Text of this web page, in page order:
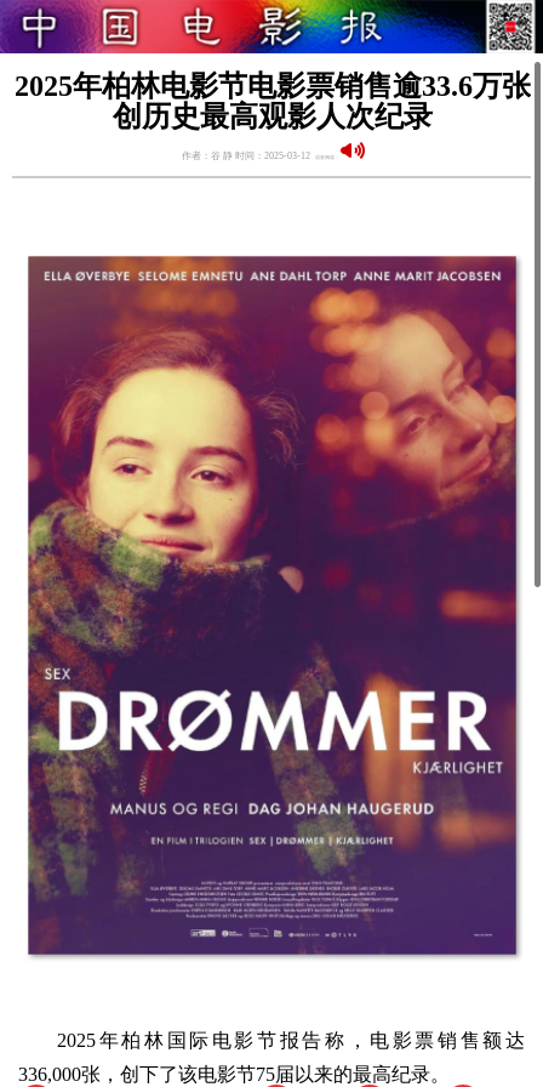
2025年柏林电影节电影票销售逾33.6万张
创历史最高观影人次纪录
作者：谷 静 时间：2025-03-12
2025年柏林国际电影节报告称，电影票销售额达
336,000张，创下了该电影节75届以来的最高纪录。